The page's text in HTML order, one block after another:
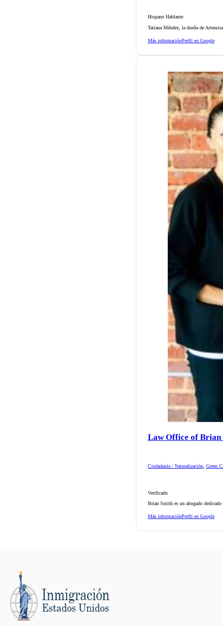
Hispano Hablante
Tatiana Méndez, la dueña de
Más informaciónPerfil en Google
Law Office of Brian
Ciudadanía / Naturalización, Green
Verificado
Brian Smith es un abogado
Más informaciónPerfil en Google